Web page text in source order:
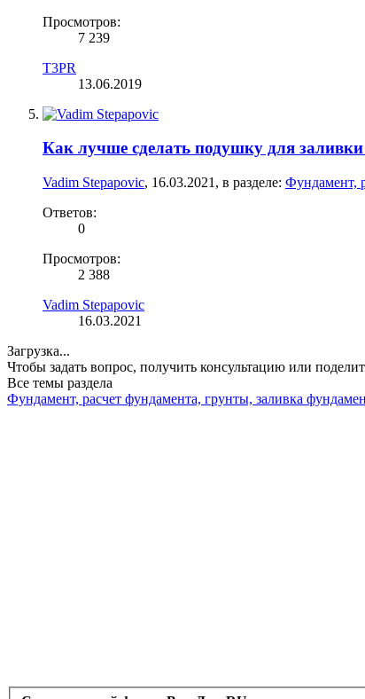
Просмотров:
7 239
T3PR
13.06.2019
Как лучше сделать подушку для
Vadim Stepapovic, 16.03.2021 , в разделе: Фундамент,
Ответов:
0
Просмотров:
2 388
Vadim Stepapovic
16.03.2021
Загрузка...
Чтобы задать вопрос, получить консультацию или
Все темы раздела
Фундамент, расчет фундамента, грунты, заливка